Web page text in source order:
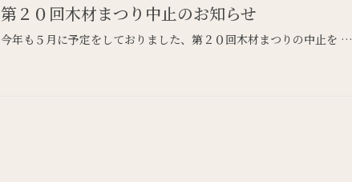
第２０回木材まつり中止のお知らせ
今年も５月に予定をしておりました、第２０回木材まつりの中止を …